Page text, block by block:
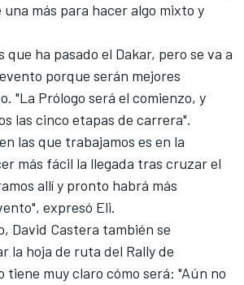
una más para hacer algo mixto y
que ha pasado el Dakar, pero se va a
porque serán mejores
"La Prólogo será el comienzo, y
las cinco etapas de carrera".
las que trabajamos es en la
más fácil la llegada tras cruzar el
allí y pronto habrá más
expresó Eli.
David Castera también se
la hoja de ruta del Rally de
tiene muy claro cómo será: "Aún no